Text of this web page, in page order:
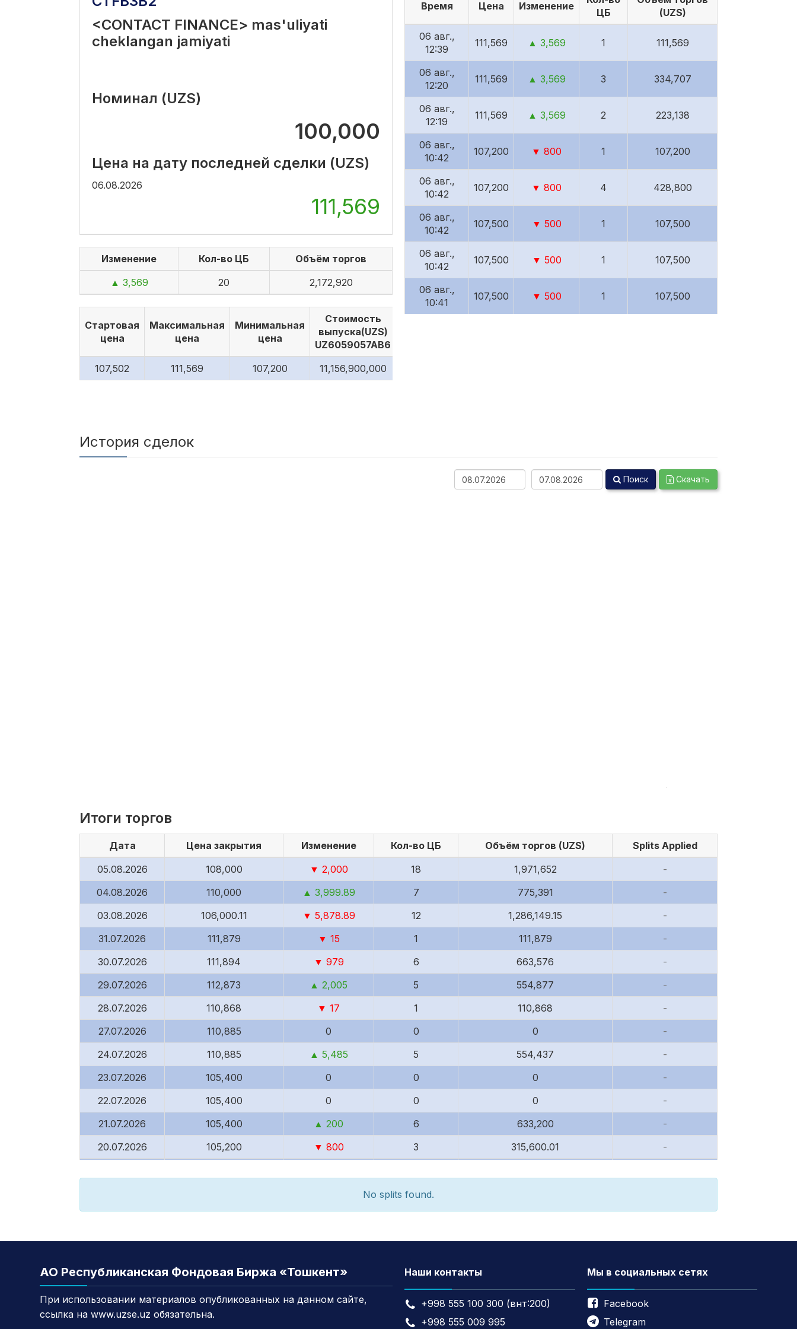
<CONTACT FINANCE> mas'uliyati
cheklangan jamiyati
Номинал (UZS)
100,000
Цена на дату последней сделки (UZS)
06.08.2026
111,569
Изменение Кол-во ЦБ
Объём торгов
▲ 3,569
20 2,172,920
Стартовая
цена
Максимальная
цена
Минимальная
цена
Стоимость
выпуска(UZS)
UZ6059057AB6
107,502
111,569 107,200 11,156,900,000
Время Цена Изменение
ЦБ
(UZS)
06 авг.,
12:39
111,569 ▲ 3,569 1 111,569
06 авг.,
12:20
111,569 ▲ 3,569 3 334,707
06 авг.,
12:19
111,569 ▲ 3,569 2 223,138
06 авг.,
10:42
107,200 ▼ 800 1 107,200
06 авг.,
10:42
107,200 ▼ 800 4 428,800
06 авг.,
10:42
107,500 ▼ 500 1 107,500
06 авг.,
10:42
107,500 ▼ 500 1 107,500
06 авг.,
10:41
107,500 ▼ 500 1 107,500
История сделок
Поиск Скачать
Итоги торгов
Дата Цена закрытия Изменение Кол-во ЦБ Объём торгов (UZS)
Splits Applied
05.08.2026
108,000 ▼ 2,000 18 1,971,652
-
04.08.2026
110,000 ▲ 3,999.89 7 775,391
-
03.08.2026
106,000.11 ▼ 5,878.89 12 1,286,149.15
-
31.07.2026
111,879 ▼ 15 1 111,879
-
30.07.2026
111,894 ▼ 979 6 663,576
-
29.07.2026
112,873 ▲ 2,005 5 554,877
-
28.07.2026
110,868 ▼ 17 1 110,868
-
27.07.2026
110,885 0 0 0
-
24.07.2026
110,885 ▲ 5,485 5 554,437
-
23.07.2026
105,400 0 0 0
-
22.07.2026
105,400 0 0 0
-
21.07.2026
105,400 ▲ 200 6 633,200
-
20.07.2026
105,200 ▼ 800 3 315,600.01
-
70
14.07.2026
105,000 ▼ 2,000 39 4,280,100.24
-
10.07.2026
119,799 ▲ 4,799 9
2 230,000
No splits found.
АО Республиканская Фондовая Биржа «Тошкент»
При использовании материалов опубликованных на данном сайте,
ссылка на www.uzse.uz обязательна.
Наши контакты
+998 555 100 300 (внт:200)
+998 555 009 995
Мы в социальных сетях
Facebook
Telegram